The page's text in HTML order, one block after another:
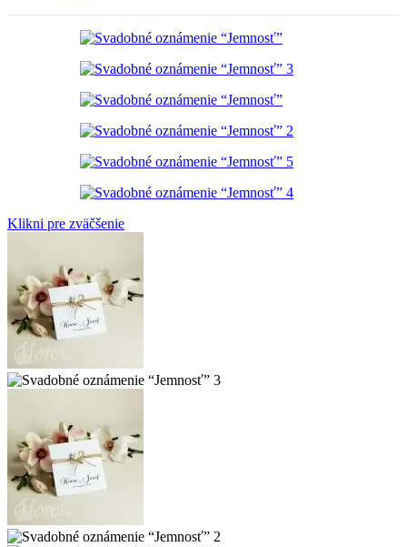
Klikni pre zväčšenie